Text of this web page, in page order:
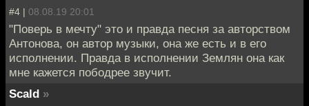
#4 | 08.08.19 20:01
"Поверь в мечту" это и правда песня за авторством
Антонова, он автор музыки, она же есть и в его
исполнении. Правда в исполнении Землян она как
мне кажется пободрее звучит.
Scald »